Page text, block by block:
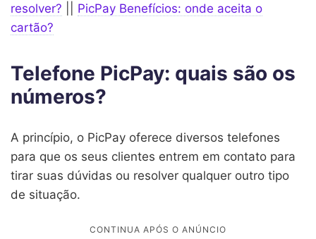
resolver?
PicPay Benefícios: onde aceita o
cartão?
Telefone PicPay: quais são os
números?
A princípio, o PicPay oferece diversos telefones
para que os seus clientes entrem em contato para
tirar suas dúvidas ou resolver qualquer outro tipo
de situação.